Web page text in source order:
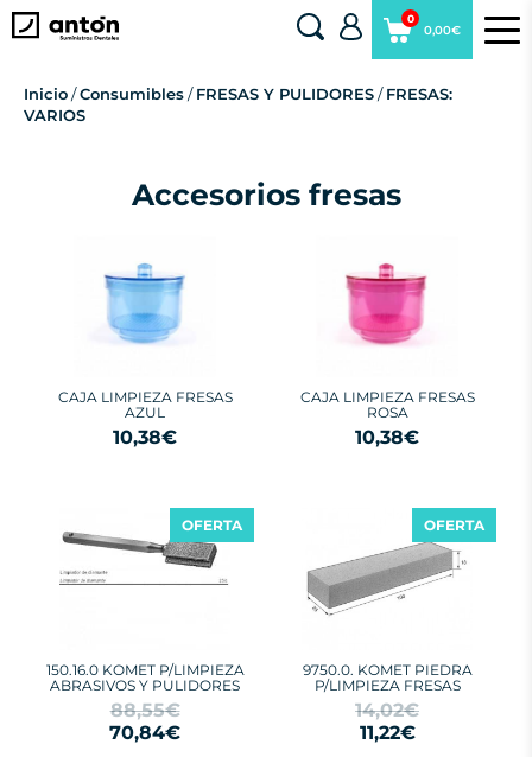
0,00€
0
Inicio/Consumibles/FRESAS Y PULIDORES/FRESAS:
VARIOS
Accesorios fresas
CAJA LIMPIEZA FRESAS
AZUL
10,38€
CAJA LIMPIEZA FRESAS
ROSA
10,38€
150.16.0 KOMET P/LIMPIEZA
ABRASIVOS Y PULIDORES
88,55€
70,84€
OFERTA
9750.0. KOMET PIEDRA
P/LIMPIEZA FRESAS
14,02€
11,22€
OFERTA